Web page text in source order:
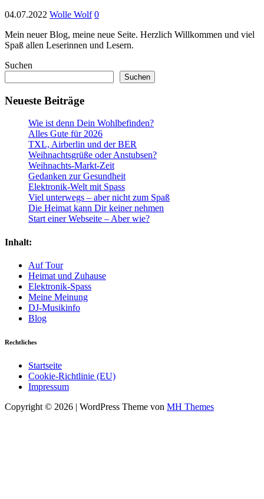
04.07.2022 Wolle Wolf 0
Mein neuer Blog, meine neue Seite. Herzlich Willkommen und viel
Spaß allen Leserinnen und Lesern.
Suchen
Suchen
Neueste Beiträge
Wie ist denn Dein Wohlbefinden?
Alles Gute für 2026
TXL, Airberlin und der BER
Weihnachtsgrüße oder Anstubsen?
Weihnachts-Markt-Zeit
Gedanken zur Gesundheit
Elektronik-Welt mit Spass
Viel unterwegs – aber nicht zum Spaß
Die Heimat kann Dir keiner nehmen
Start einer Webseite – Aber wie?
Inhalt:
Auf Tour
Heimat und Zuhause
Elektronik-Spass
Meine Meinung
DJ-Musikinfo
Blog
Rechtliches
Startseite
Cookie-Richtlinie (EU)
Impressum
Copyright © 2026 | WordPress Theme von MH Themes